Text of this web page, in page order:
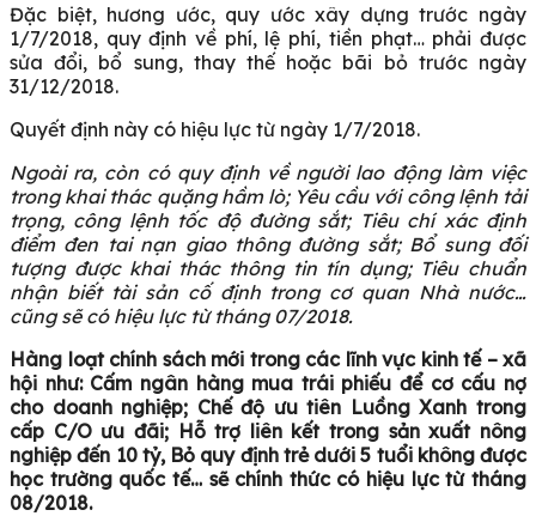
Đặc biệt, hương ước, quy ước xây dựng trước ngày
1/7/2018, quy định về phí, lệ phí, tiền phạt… phải được
sửa đổi, bổ sung, thay thế hoặc bãi bỏ trước ngày
31/12/2018.
Quyết định này có hiệu lực từ ngày 1/7/2018.
Ngoài ra, còn có quy định về người lao động làm việc
trong khai thác quặng hầm lò; Yêu cầu với công lệnh tải
trọng, công lệnh tốc độ đường sắt; Tiêu chí xác định
điểm đen tai nạn giao thông đường sắt; Bổ sung đối
tượng được khai thác thông tin tín dụng; Tiêu chuẩn
nhận biết tài sản cố định trong cơ quan Nhà nước…
cũng sẽ có hiệu lực từ tháng 07/2018.
Hàng loạt chính sách mới trong các lĩnh vực kinh tế – xã
hội như: Cấm ngân hàng mua trái phiếu để cơ cấu nợ
cho doanh nghiệp; Chế độ ưu tiên Luồng Xanh trong
cấp C/O ưu đãi; Hỗ trợ liên kết trong sản xuất nông
nghiệp đến 10 tỷ, Bỏ quy định trẻ dưới 5 tuổi không được
học trường quốc tế… sẽ chính thức có hiệu lực từ tháng
08/2018.